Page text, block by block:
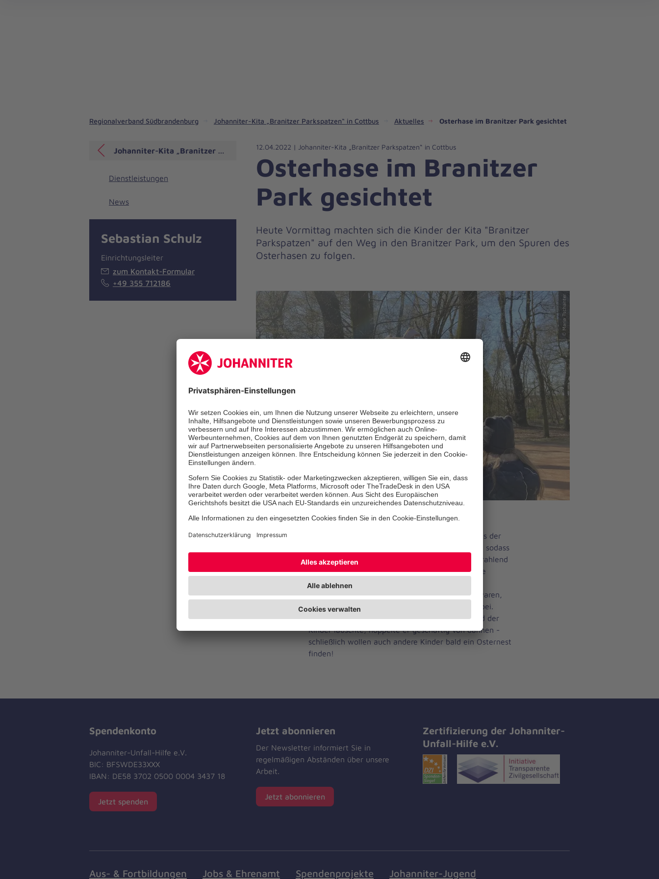
Regionalverband Südbrandenburg Johanniter-Kita „Branitzer Parkspatzen“ in Cottbus Aktuelles Osterhase im Branitzer Park gesichtet
12.04.2022 | Johanniter-Kita „Branitzer Parkspatzen“ in Cottbus
Osterhase im Branitzer
Park gesichtet
Heute Vormittag machten sich die Kinder der Kita "Branitzer
Parkspatzen" auf den Weg in den Branitzer Park, um den Spuren des
Osterhasen zu folgen.
© Maria Tschanter
Auf seinem Weg zu den Osternest-Verstecken lies der
Osterhase immer wieder Pfotenabdrücke zurück, sodass
schon nach kurzer Zeit die ersten Kinder glückstrahlend
ihr Osternest im unmittelbar an das Kita-Gelände
angrenzenden
Während die Kinder völlig in die Suche vertieft waren,
schlich leise der Osterhase höchstpersönlich herbei.
Nachdem er mit aufgestellten Löffeln einem Lied der
Kinder lauschte, hoppelte er geschäftig von dannen -
schließlich wollen auch andere Kinder bald ein Osternest
finden!
Johanniter-Kita „Branitzer Parkspatzen“ in Cottbus
Dienstleistungen
News
Sebastian Schulz
Einrichtungsleiter
zum Kontakt-Formular
+49 355 712186
Spendenkonto
Johanniter-Unfall-Hilfe e.V.
BIC: BFSWDE33XXX
IBAN: DE58 3702 0500 0004 3437 18
Jetzt spenden
Jetzt abonnieren
Der Newsletter informiert Sie in
regelmäßigen Abständen über unsere
Arbeit.
Jetzt abonnieren
Zertifizierung der Johanniter-
Unfall-Hilfe e.V.
Aus- & Fortbildungen Jobs & Ehrenamt Spendenprojekte Johanniter-Jugend